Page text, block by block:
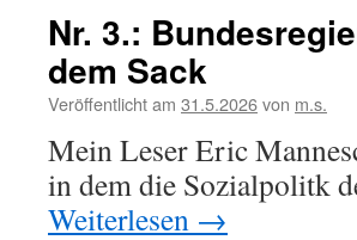
Nr. 3.:
dem Sack
Veröffentlicht am 31.5.2026von m.s.
Mein Leser Eric
in dem die Sozialpolitk
Weiterlesen →